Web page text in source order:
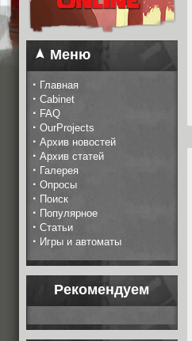
Меню
· Главная
· Cabinet
· FAQ
· OurProjects
· Архив новостей
· Архив статей
· Галерея
· Опросы
· Поиск
· Популярное
· Статьи
· Игры и автоматы
Рекомендуем